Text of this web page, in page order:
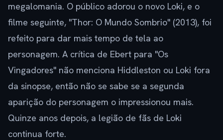
megalomania. O público adorou o novo Loki, e o
filme seguinte, "Thor: O Mundo Sombrio" (2013), foi
refeito para dar mais tempo de tela ao
personagem. A crítica de Ebert para "Os
Vingadores" não menciona Hiddleston ou Loki fora
da sinopse, então não se sabe se a segunda
aparição do personagem o impressionou mais.
Quinze anos depois, a legião de fãs de Loki
continua forte.